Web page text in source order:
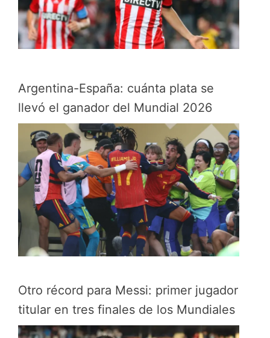
Argentina-España: cuánta plata se
llevó el ganador del Mundial 2026
Otro récord para Messi: primer jugador
titular en tres finales de los Mundiales